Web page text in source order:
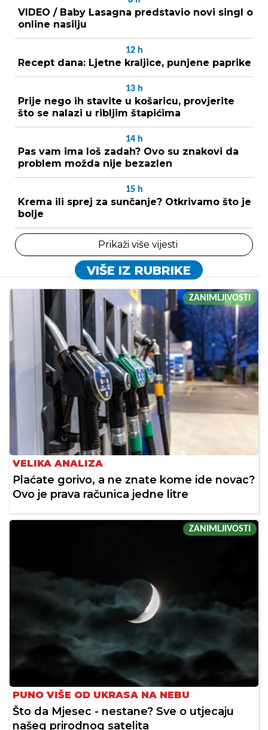
VIDEO / Baby Lasagna predstavio novi singl o
online nasilju
12 h
Recept dana: Ljetne kraljice, punjene paprike
13 h
Prije nego ih stavite u košaricu, provjerite
što se nalazi u ribljim štapićima
14 h
Pas vam ima loš zadah? Ovo su znakovi da
problem možda nije bezazlen
15 h
Krema ili sprej za sunčanje? Otkrivamo što je
bolje
Prikaži više vijesti
VIŠE IZ RUBRIKE
ZANIMLJIVOSTI
VELIKA ANALIZA
Plaćate gorivo, a ne znate kome ide novac?
Ovo je prava računica jedne litre
ZANIMLJIVOSTI
PUNO VIŠE OD UKRASA NA NEBU
Što da Mjesec - nestane? Sve o utjecaju
našeg prirodnog satelita